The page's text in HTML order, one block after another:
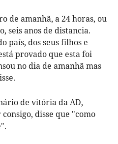
de amanhã, a 24 horas, ou
seis anos de distancia.
país, dos seus filhos e
provado que esta foi
no dia de amanhã mas
de vitória da AD,
disse que "como